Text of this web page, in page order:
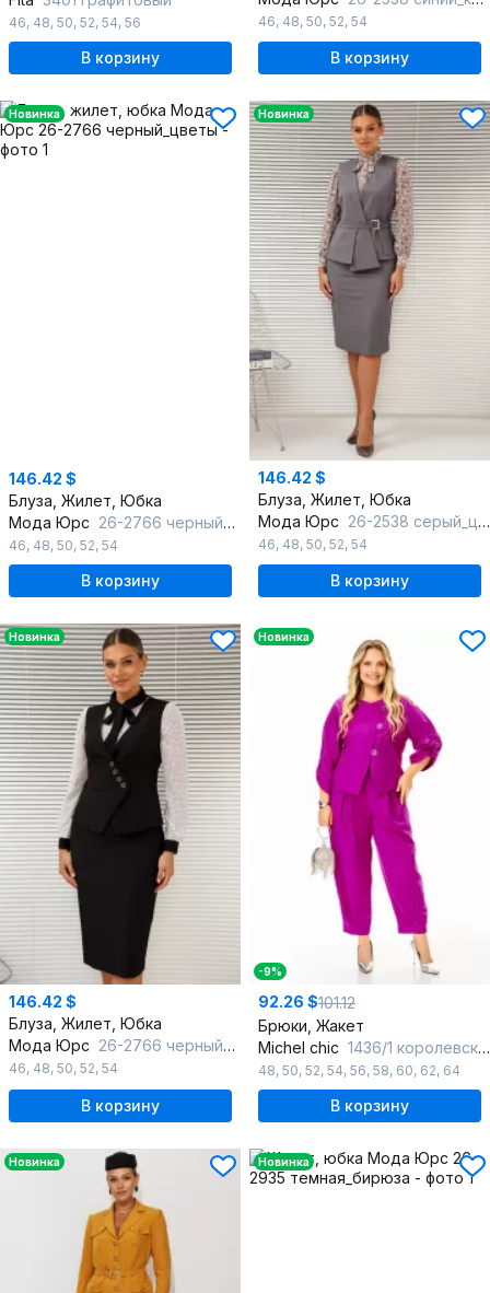
46, 48, 50, 52, 54, 56
В корзину
46, 48, 50, 52, 54
В корзину
Новинка
146.42 $
Блуза, Жилет, Юбка
Мода Юрс 26-2766 черный_цветы
46, 48, 50, 52, 54
В корзину
Новинка
146.42 $
Блуза, Жилет, Юбка
Мода Юрс 26-2538 серый_цветы
46, 48, 50, 52, 54
В корзину
Новинка
146.42 $
Блуза, Жилет, Юбка
Мода Юрс 26-2766 черный_мелкий горох
46, 48, 50, 52, 54
В корзину
Новинка
-9%
92.26 $101.12
Брюки, Жакет
Michel chic 1436/1 королевский_пурпур
48, 50, 52, 54, 56, 58, 60, 62, 64
В корзину
Новинка Новинка